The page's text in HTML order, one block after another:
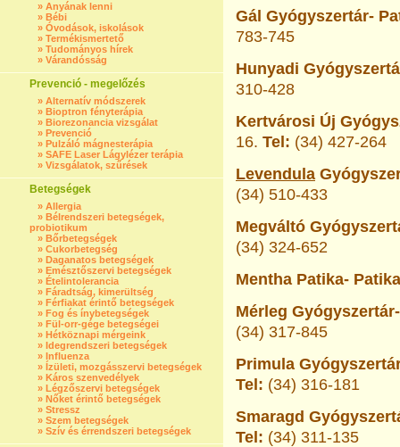
» Anyának lenni
» Bébi
» Óvodások, iskolások
» Termékismertető
» Tudományos hírek
» Várandósság
Prevenció - megelőzés
» Alternatív módszerek
» Bioptron fényterápia
» Biorezonancia vizsgálat
» Prevenció
» Pulzáló mágnesterápia
» SAFE Laser Lágylézer terápia
» Vizsgálatok, szűrések
Betegségek
» Allergia
» Bélrendszeri betegségek,
probiotikum
» Bőrbetegségek
» Cukorbetegség
» Daganatos betegségek
» Emésztőszervi betegségek
» Ételintolerancia
» Fáradtság, kimerültség
» Férfiakat érintő betegségek
» Fog és ínybetegségek
» Fül-orr-gége betegségei
» Hétköznapi mérgeink
» Idegrendszeri betegségek
» Influenza
» Ízületi, mozgásszervi betegségek
» Káros szenvedélyek
» Légzőszervi betegségek
» Nőket érintő betegségek
» Stressz
» Szem betegségek
» Szív és érrendszeri betegségek
Gál Gyógyszertár-
783-745
Hunyadi
310-428
Kertvárosi Új
16. Tel: (34) 427-264
Levendula
(34) 510-433
Megváltó
(34) 324-652
Mentha Patika- Patika
Mérleg
(34) 317-845
Primula
Tel: (34) 316-181
Smaragd
Tel: (34) 311-135